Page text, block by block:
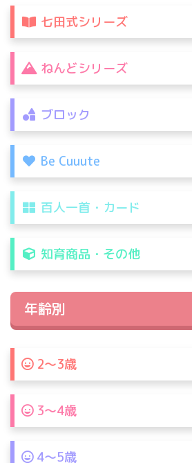
七田式シリーズ
ねんどシリーズ
ブロック
Be Cuuute
百人一首・カード
知育商品・その他
年齢別
2〜3歳
3〜4歳
4〜5歳